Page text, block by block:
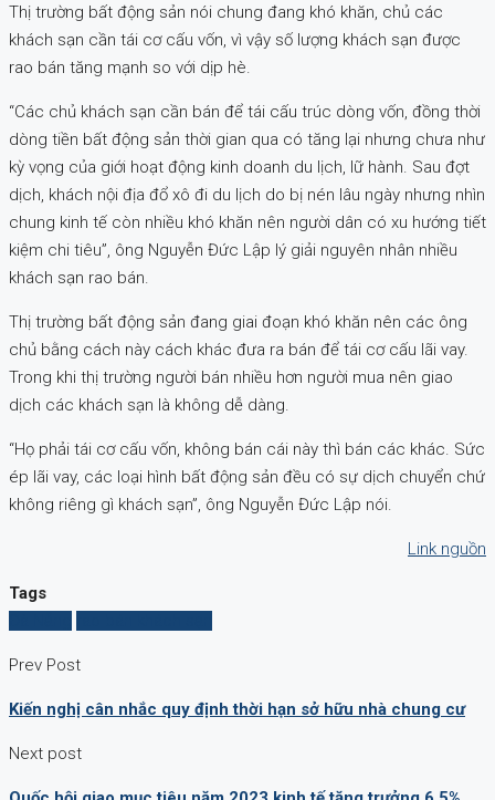
Thị trường bất động sản nói chung đang khó khăn, chủ các
khách sạn cần tái cơ cấu vốn, vì vậy số lượng khách sạn được
rao bán tăng mạnh so với dịp hè.
“Các chủ khách sạn cần bán để tái cấu trúc dòng vốn, đồng thời
dòng tiền bất động sản thời gian qua có tăng lại nhưng chưa như
kỳ vọng của giới hoạt động kinh doanh du lịch, lữ hành. Sau đợt
dịch, khách nội địa đổ xô đi du lịch do bị nén lâu ngày nhưng nhìn
chung kinh tế còn nhiều khó khăn nên người dân có xu hướng tiết
kiệm chi tiêu”, ông Nguyễn Đức Lập lý giải nguyên nhân nhiều
khách sạn rao bán.
Thị trường bất động sản đang giai đoạn khó khăn nên các ông
chủ bằng cách này cách khác đưa ra bán để tái cơ cấu lãi vay.
Trong khi thị trường người bán nhiều hơn người mua nên giao
dịch các khách sạn là không dễ dàng.
“Họ phải tái cơ cấu vốn, không bán cái này thì bán các khác. Sức
ép lãi vay, các loại hình bất động sản đều có sự dịch chuyển chứ
không riêng gì khách sạn”, ông Nguyễn Đức Lập nói.
Link nguồn
Tags
Prev Post
Kiến nghị cân nhắc quy định thời hạn sở hữu nhà chung cư
Next post